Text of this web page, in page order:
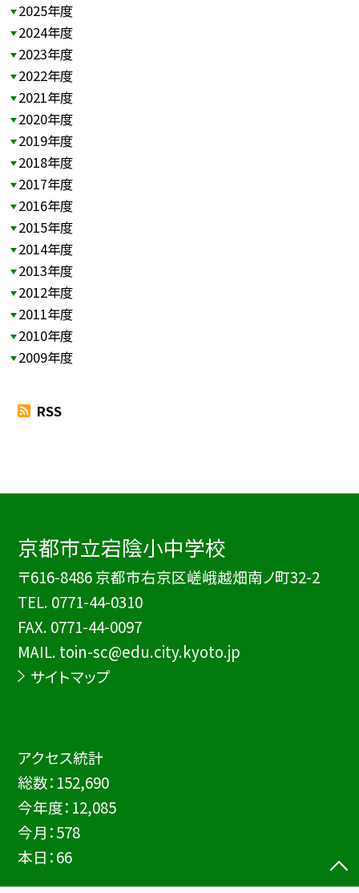
2025年度
2024年度
2023年度
2022年度
2021年度
2020年度
2019年度
2018年度
2017年度
2016年度
2015年度
2014年度
2013年度
2012年度
2011年度
2010年度
2009年度
RSS
京都市立宕陰小中学校
〒616-8486 京都市右京区嵯峨越畑南ノ町32-2
TEL. 0771-44-0310
FAX. 0771-44-0097
MAIL. toin-sc@edu.city.kyoto.jp
サイトマップ
アクセス統計
総数： 152,690
今年度： 12,085
今月：578
本日：66